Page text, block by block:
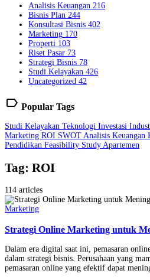
Analisis Keuangan 216
Bisnis Plan 244
Konsultasi Bisnis 402
Marketing 170
Properti 103
Riset Pasar 73
Strategi Bisnis 78
Studi Kelayakan 426
Uncategorized 42
label Popular Tags
Studi Kelayakan Teknologi Investasi
Marketing ROI SWOT Analisis Keuangan
Pendidikan Feasibility Study Apartemen
Tag: ROI
114 articles
Marketing
Strategi Online Marketing untuk
Dalam era digital saat ini, pemasaran
dalam strategi bisnis. Perusahaan yang
pemasaran online yang efektif dapat